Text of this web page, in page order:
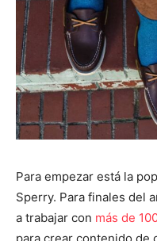
Para empezar está la
Sperry. Para finales del
a trabajar con más de